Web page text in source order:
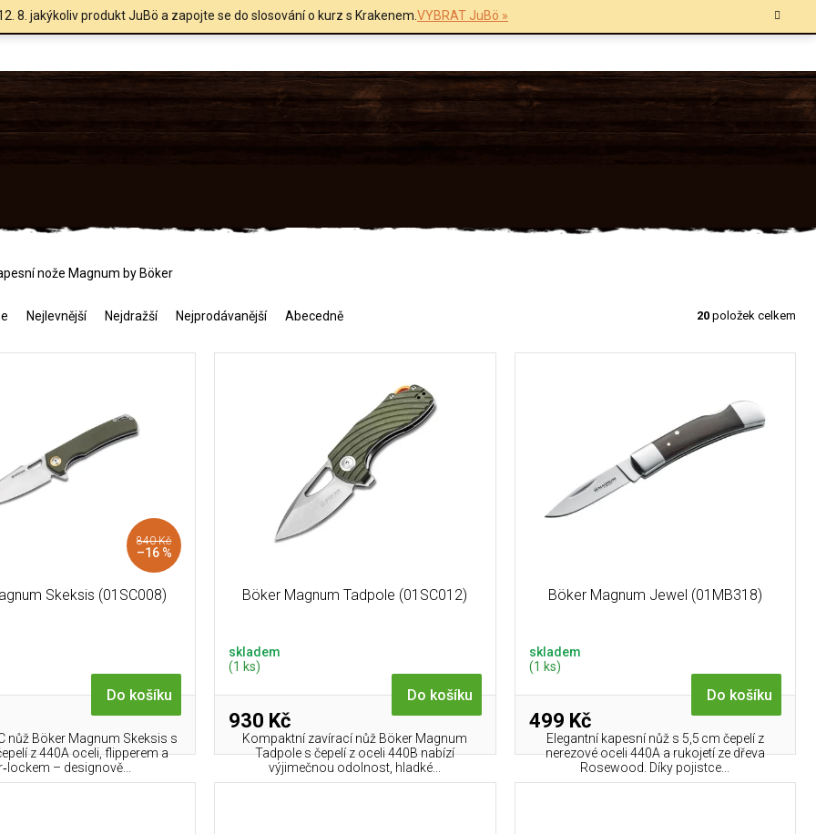
8. jakýkoliv produkt JuBö a zapojte se do slosování o kurz s Krakenem.VYBRAT JuBö »
nože Magnum by Böker
Nejlevnější Nejdražší Nejprodávanější Abecedně 20 položek celkem
840 Kč
–16 %
Skeksis (01SC008)
Do košíku
nůž Böker Magnum Skeksis s
z 440A oceli, flipperem a
– designově...
Böker Magnum Tadpole (01SC012)
skladem
(1 ks)
930 Kč
Do košíku
Kompaktní zavírací nůž Böker Magnum
Tadpole s čepelí z oceli 440B nabízí
výjimečnou odolnost, hladké...
Böker Magnum Jewel (01MB318)
skladem
(1 ks)
499 Kč
Do košíku
Elegantní kapesní nůž s 5,5 cm čepelí z
nerezové oceli 440A a rukojetí ze dřeva
Rosewood. Díky pojistce...